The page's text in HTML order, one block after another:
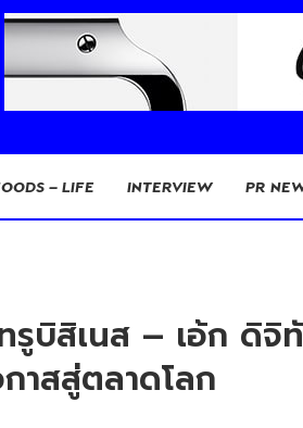
– LIFE INTERVIEW PR
บิสิเนส – เอ้ก ดิ
าสสู่ตลาดโลก